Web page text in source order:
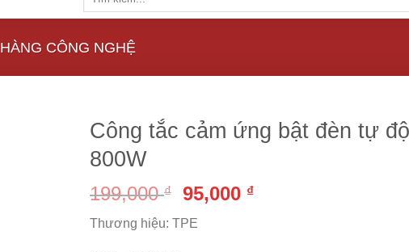
HÀNG CÔNG NGHỆ
Công tắc cảm ứng bật đèn tự
800W
199,000₫ 95,000 ₫
Thương hiệu: TPE